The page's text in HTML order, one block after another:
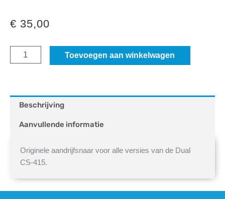
€ 35,00
Aandrijfsnaar
415
Toevoegen aan winkelwagen
Beschrijving
Aanvullende informatie
Originele aandrijfsnaar voor alle versies van de Dual
CS-415.